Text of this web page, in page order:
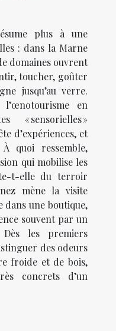
plus à une
: dans la Marne
domaines ouvrent
toucher, goûter
jusqu’au verre.
en
« sensorielles »
d’expériences, et
À quoi ressemble,
qui mobilise les
t-elle du terroir
mène la visite
dans une boutique,
souvent par un
les premiers
des odeurs
froide et de bois,
concrets d’un